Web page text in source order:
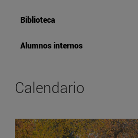
Biblioteca
Alumnos internos
Calendario